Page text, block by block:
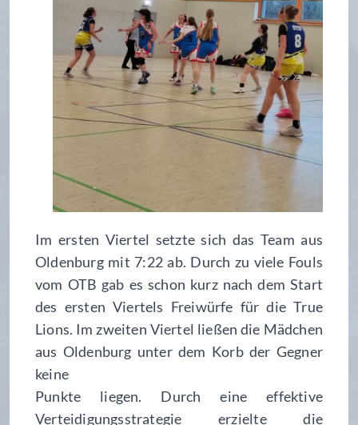
Im ersten Viertel setzte sich das Team aus
Oldenburg mit 7:22 ab. Durch zu viele Fouls
vom OTB gab es schon kurz nach dem Start
des ersten Viertels Freiwürfe für die True
Lions. Im zweiten Viertel ließen die Mädchen
aus Oldenburg unter dem Korb der Gegner
keine
Punkte liegen. Durch eine effektive
Verteidigungsstrategie erzielte die